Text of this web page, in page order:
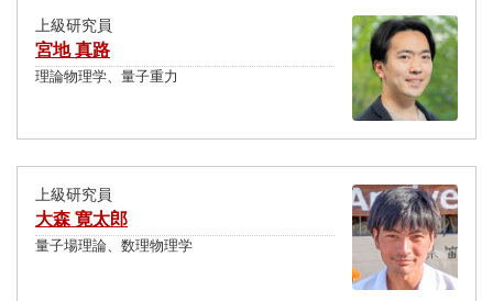
上級研究員
宮地 真路
理論物理学、量子重力
上級研究員
大森 寛太郎
量子場理論、数理物理学